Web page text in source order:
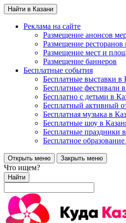
Найти в Казани
Реклама на сайте
Размещение анонсов
Размещение ресторанов
Размещение мест и
Размещение баннеров
Бесплатные события
Бесплатные выставки в
Бесплатные фестивали
Бесплатно с детьми в
Бесплатный активный
Бесплатная музыка в
Бесплатные шоу в
Бесплатные праздники
Бесплатное
Открыть меню Закрыть меню
Что ищем?
Найти